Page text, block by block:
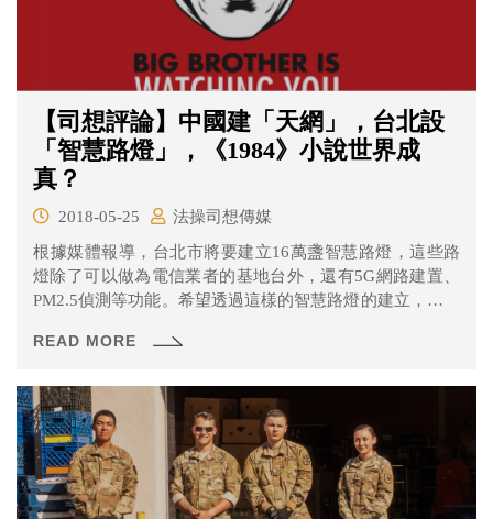
【司想評論】中國建「天網」，台北設
「智慧路燈」，《1984》小說世界成
真？
2018-05-25
法操司想傳媒
根據媒體報導，台北市將要建立16萬盞智慧路燈，這些路
燈除了可以做為電信業者的基地台外，還有5G網路建置、
PM2.5偵測等功能。希望透過這樣的智慧路燈的建立，讓台
通改善，協助尋找失蹤孩童，或是協尋失蹤老人。
READ MORE